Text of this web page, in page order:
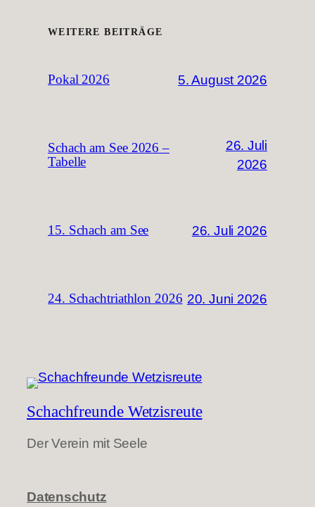
WEITERE BEITRÄGE
Pokal 2026 5. August 2026
Schach am See 2026 –
Tabelle
26. Juli
2026
15. Schach am See 26. Juli 2026
24. Schachtriathlon 2026 20. Juni 2026
Schachfreunde Wetzisreute
Der Verein mit Seele
Datenschutz